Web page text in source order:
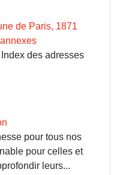
de Paris, 1871
des adresses
pour tous nos
pour celles et
leurs...